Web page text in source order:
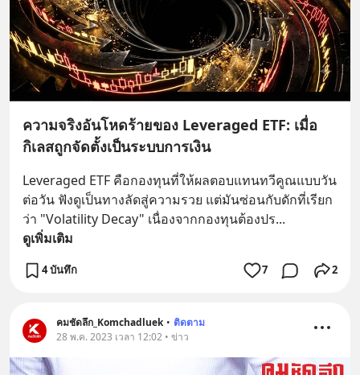
ความจริงอันโหดร้ายของ Leveraged ETF: เมื่อ
กิเลสถูกจัดตั้งเป็นระบบการเงิน
Leveraged ETF คือกองทุนที่ให้ผลตอบแทนทวีคูณแบบวัน
ต่อวัน ฟังดูเป็นทางลัดสู่ความรวย แต่มันซ่อนกับดักที่เรียก
ว่า "Volatility Decay" เนื่องจากกองทุนต้องปร...
ดูเพิ่มเติม
4 บันทึก 7 2
คมชัดลึก_Komchadluek • ติดตาม
28 พ.ค. 2023 เวลา 12:02 • ข่าว